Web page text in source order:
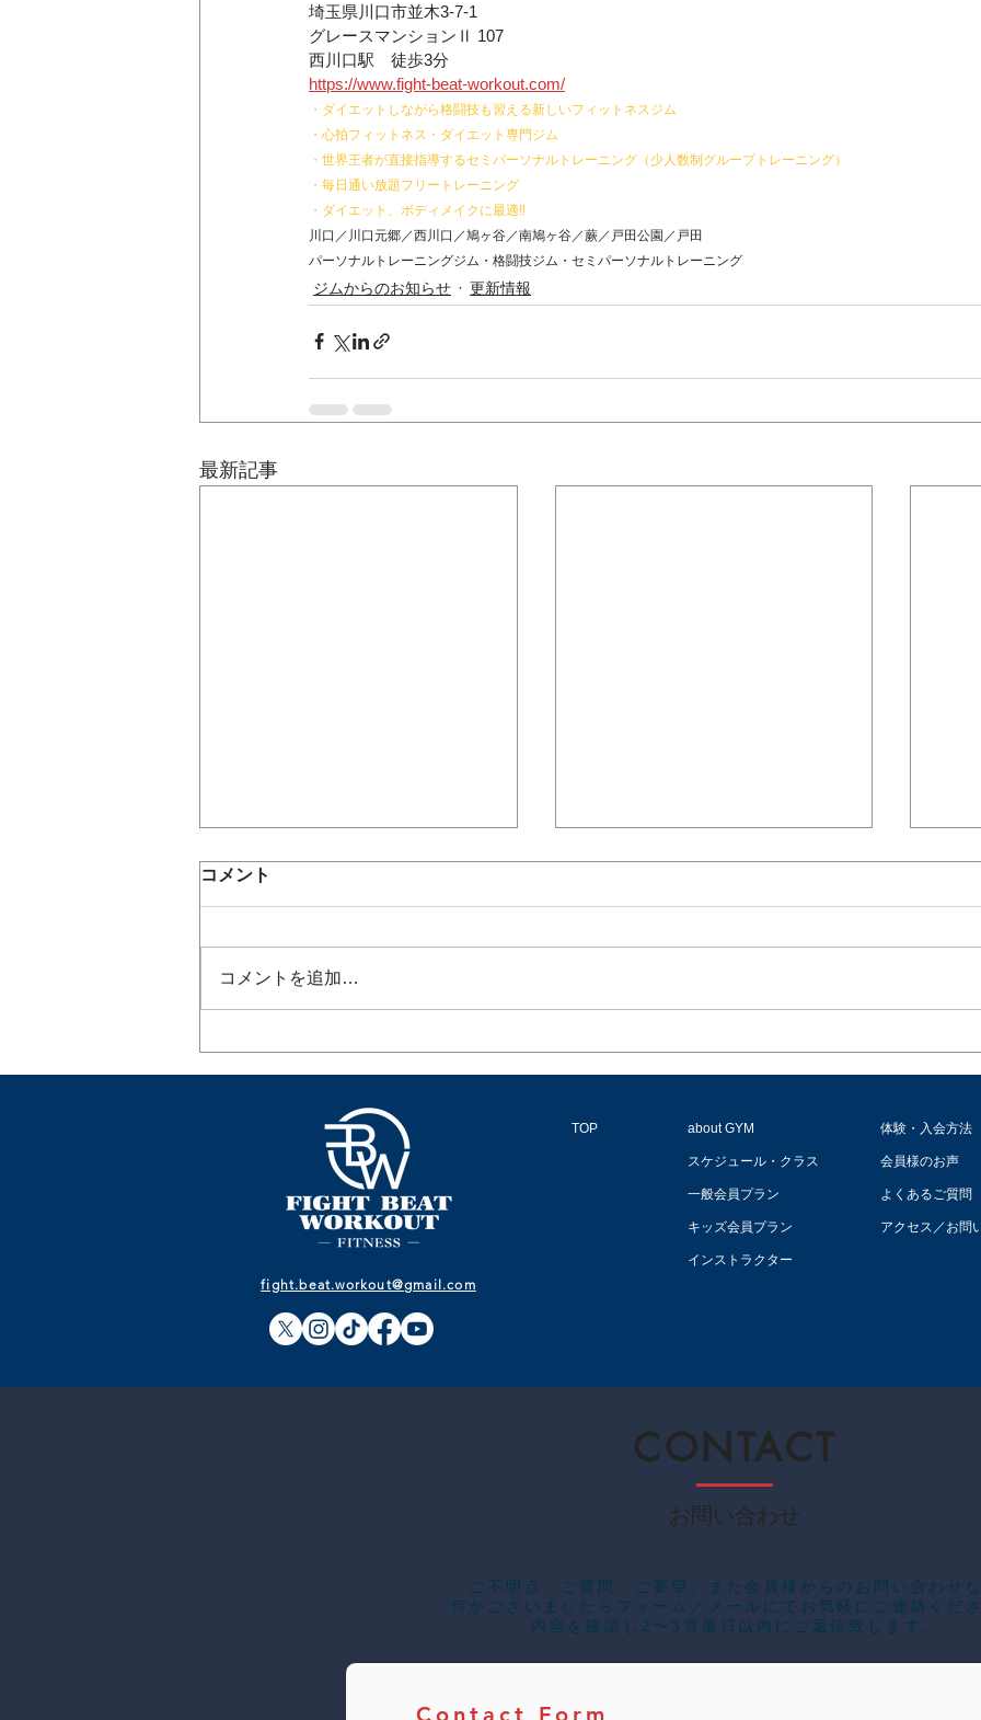
埼玉県川口市並木3-7-1
グレースマンションⅡ 107​
西川口駅　徒歩3分
https://www.fight-beat-workout.com/
・ダイエットしながら格闘技も習える新しいフィットネスジム
・心拍フィットネス・ダイエット専門ジム
・世界王者が直接指導するセミパーソナルトレーニング（少人数制グループトレーニング）
・毎日通い放題フリートレーニング
・ダイエット、ボディメイクに最適‼
川口／川口元郷／西川口／鳩ヶ谷／南鳩ヶ谷／蕨／戸田公園／戸田
パーソナルトレーニングジム・格闘技ジム・セミパーソナルトレーニング
ジムからのお知らせ 更新情報
最新記事
の練習の成果を実感！＜チャ
⚠️重要⚠️6月3日(水)10時〜14
平素よりFIGHT BEAT
方に接近するとの予報が出ており
ます。 それに伴い、会員の皆様
最優先に考慮し、 本日10:00〜
14:00の間、両スタジオを臨時休
ましては、当該時間帯のクラスを
休講とさせていただきます。急な
お知らせとなり大変ご迷惑を
洋
コメント
コメントを追加…
TOP about GYM
スケジュール・クラス
一般会員プラン
キッズ会員プラン
インストラクター
体験・入会方法
会員様のお声
よくあるご質問
アクセス／お問
fight.beat.workout@gmail.com
CONTACT
お問い合わせ
ご不明点、ご質問、ご要望、また会員様からのお問い合わせ
何かございましたらフォーム／メールにてお気軽にご連絡くださ
内容を確認し2〜3営業日以内にご返信致します。
Contact Form